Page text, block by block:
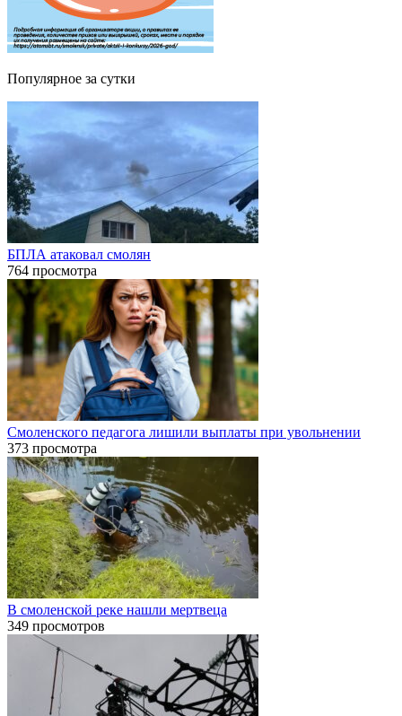
Популярное за сутки
БПЛА атаковал смолян
764 просмотра
Смоленского педагога лишили выплаты при увольнении
373 просмотра
В смоленской реке нашли мертвеца
349 просмотров